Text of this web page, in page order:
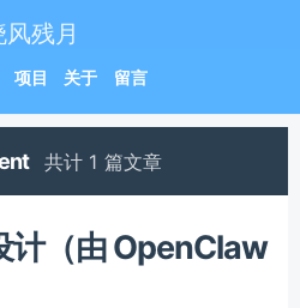
风残月
项目 关于 留言
共计 1 篇文章
计（由 OpenClaw